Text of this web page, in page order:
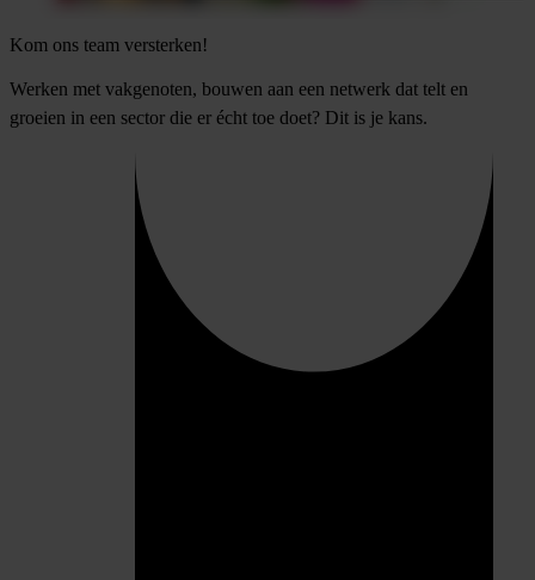
Kom ons team versterken!
Werken met vakgenoten, bouwen aan een netwerk dat telt en
groeien in een sector die er écht toe doet? Dit is je kans.